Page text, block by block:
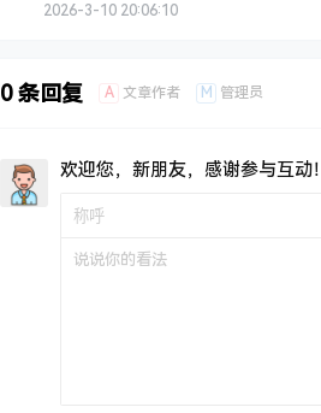
2026-3-10 20:06:10
0 条回复 A 文章作者 M 管理员
欢迎您，新朋友，感谢参与互动！